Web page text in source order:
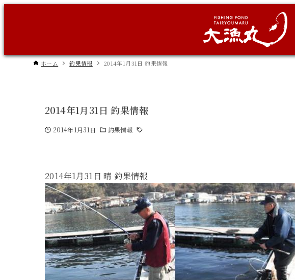
ホーム 釣果情報 2014年1月31日 釣果情報
2014年1月31日 釣果情報
2014年1月31日 釣果情報
2014年1月31日 晴 釣果情報